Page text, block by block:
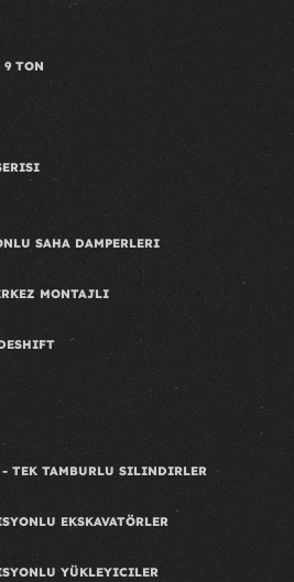
9 TON
SAHA DAMPERLERI
MONTAJLI
TAMBURLU SILINDIRLER
EKSKAVATÖRLER
YÜKLEYICILER